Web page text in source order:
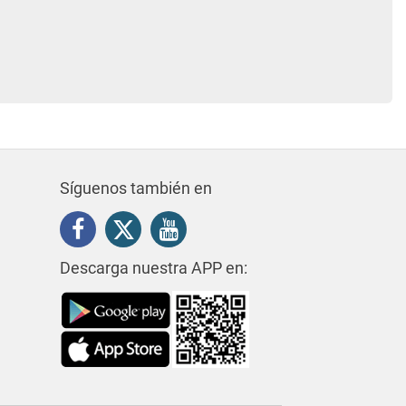
Síguenos también en
Descarga nuestra APP en: